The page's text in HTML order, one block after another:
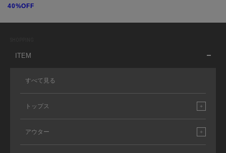
40%OFF
ITEM
すべて見る
トップス
アウター